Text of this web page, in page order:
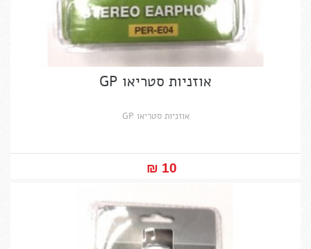
אוזניות סטריאו GP
אוזניות סטריאו GP
10 ₪‎